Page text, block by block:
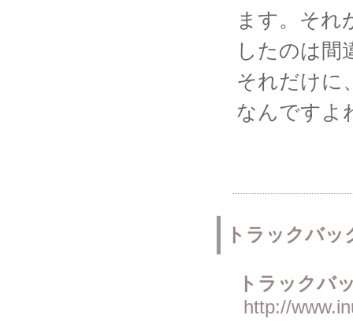
ます。それ
したのは間
それだけに
なんですよ
トラックバッ
トラックバ
http://